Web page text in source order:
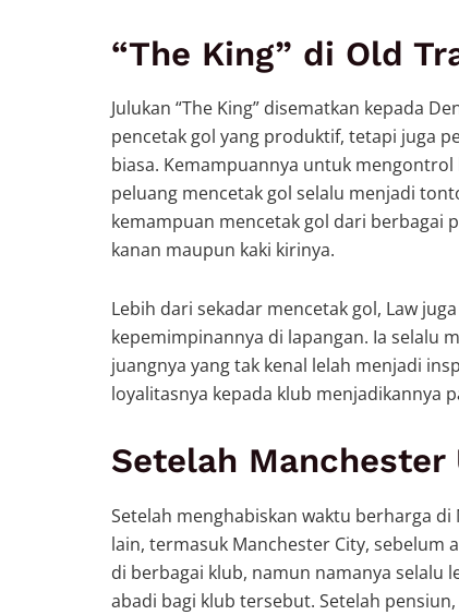
“The King” di Old
Julukan “The King” disematkan kepada
pencetak gol yang produktif, tetapi juga
biasa. Kemampuannya untuk
peluang mencetak gol selalu menjadi
kemampuan mencetak gol dari berbagai
kanan maupun kaki kirinya.
Lebih dari sekadar mencetak gol, Law
kepemimpinannya di lapangan. Ia selalu
juangnya yang tak kenal lelah menjadi
loyalitasnya kepada klub menjadikannya
Setelah Manchester
Setelah menghabiskan waktu berharga
lain, termasuk Manchester City,
di berbagai klub, namun namanya selalu
abadi bagi klub tersebut. Setelah